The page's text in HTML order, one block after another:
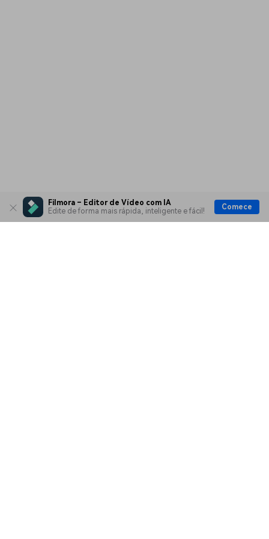
Filmora – Editor de Vídeo com IA
Edite de forma mais rápida, inteligente e fácil!
Comece